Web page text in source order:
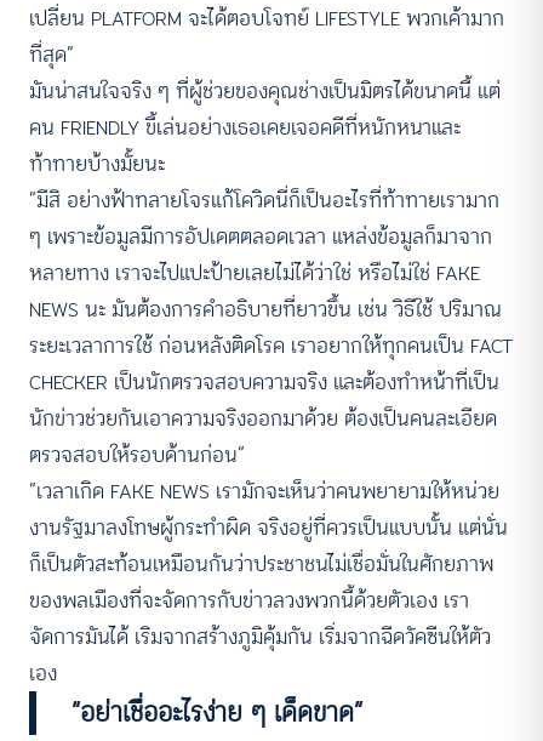
เปลี่ยน PLATFORM จะได้ตอบโจทย์ LIFESTYLE พวกเค้ามาก
ที่สุด”
มันน่าสนใจจริง ๆ ที่ผู้ช่วยของคุณช่างเป็นมิตรได้ขนาดนี้ แต่
คน FRIENDLY ขี้เล่นอย่างเธอเคยเจอคดีที่หนักหนาและ
ท้าทายบ้างมั้ยนะ
“มีสิ อย่างฟ้าทลายโจรแก้โควิดนี่ก็เป็นอะไรที่ท้าทายเรามาก
ๆ เพราะข้อมูลมีการอัปเดตตลอดเวลา แหล่งข้อมูลก็มาจาก
หลายทาง เราจะไปแปะป้ายเลยไม่ได้ว่าใช่ หรือไม่ใช่ FAKE
NEWS นะ มันต้องการคำอธิบายที่ยาวขึ้น เช่น วิธีใช้ ปริมาณ
ระยะเวลาการใช้ ก่อนหลังติดโรค เราอยากให้ทุกคนเป็น FACT
CHECKER เป็นนักตรวจสอบความจริง และต้องทำหน้าที่เป็น
นักข่าวช่วยกันเอาความจริงออกมาด้วย ต้องเป็นคนละเอียด
ตรวจสอบให้รอบด้านก่อน”
“เวลาเกิด FAKE NEWS เรามักจะเห็นว่าคนพยายามให้หน่วย
งานรัฐมาลงโทษผู้กระทำผิด จริงอยู่ที่ควรเป็นแบบนั้น แต่นั่น
ก็เป็นตัวสะท้อนเหมือนกันว่าประชาชนไม่เชื่อมั่นในศักยภาพ
ของพลเมืองที่จะจัดการกับข่าวลวงพวกนี้ด้วยตัวเอง เรา
จัดการมันได้ เริมจากสร้างภูมิคุ้มกัน เริ่มจากฉีดวัคซีนให้ตัว
เอง
“อย่าเชื่ออะไรง่าย ๆ เด็ดขาด”